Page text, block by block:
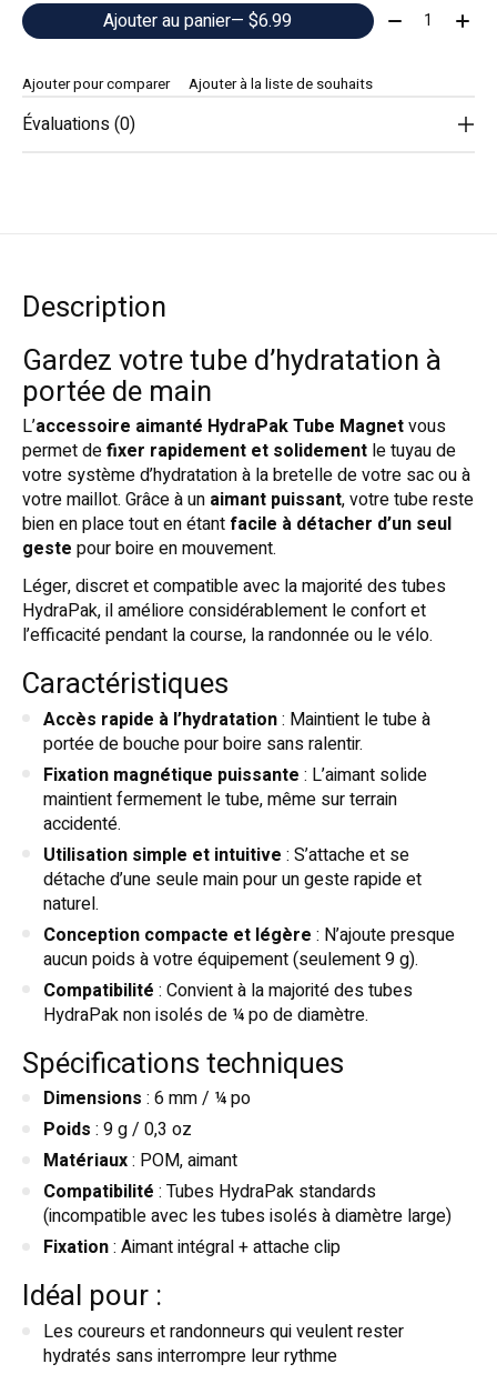
Ajouter au panier
— $6.99 Quantité:
Ajouter pour comparer Ajouter à la liste de souhaits
Évaluations (0)
Description
Gardez votre tube d’hydratation à
portée de main
L’accessoire aimanté HydraPak Tube Magnetvous
permet defixer rapidement et solidement le tuyau de
votre système d’hydratation à la bretelle de votre sac ou à
votre maillot. Grâce à un aimant puissant, votre tube reste
bien en place tout en étant facile à détacher d’un seul
geste pour boire en mouvement.
Léger, discret et compatible avec la majorité des tubes
HydraPak, il améliore considérablement le confort et
l’efficacité pendant la course, la randonnée ou le vélo.
Caractéristiques
Accès rapide à l’hydratation: Maintient le tube à
portée de bouche pour boire sans ralentir.
Fixation magnétique puissante : L’aimant solide
maintient fermement le tube, même sur terrain
accidenté.
Utilisation simple et intuitive : S’attache et se
détache d’une seule main pour un geste rapide et
naturel.
Conception compacte et légère : N’ajoute presque
aucun poids à votre équipement (seulement 9 g).
Compatibilité : Convient à la majorité des tubes
HydraPak non isolés de ¼ po de diamètre.
Spécifications techniques
Dimensions : 6 mm / ¼ po
Poids : 9 g / 0,3 oz
Matériaux: POM, aimant
Compatibilité : Tubes HydraPak standards
(incompatible avec les tubes isolés à diamètre large)
Fixation: Aimant intégral + attache clip
Idéal pour :
Les coureurs et randonneurs qui veulent rester
hydratés sans interrompre leur rythme